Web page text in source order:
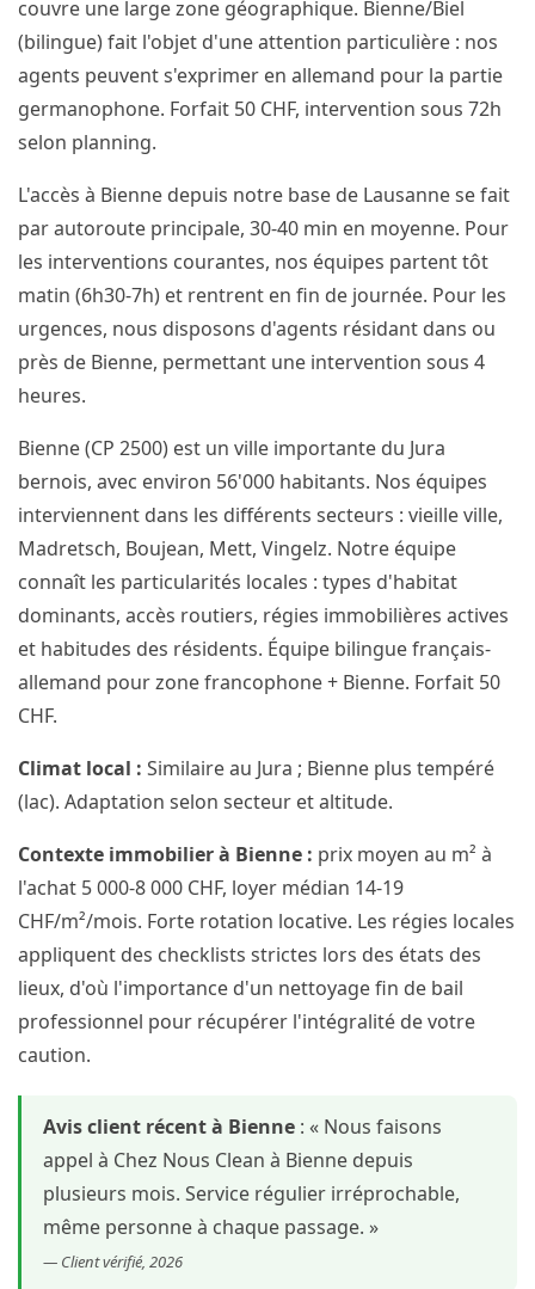
couvre une large zone géographique. Bienne/Biel
(bilingue) fait l'objet d'une attention particulière : nos
agents peuvent s'exprimer en allemand pour la partie
germanophone. Forfait 50 CHF, intervention sous 72h
selon planning.
L'accès à Bienne depuis notre base de Lausanne se fait
par autoroute principale, 30-40 min en moyenne. Pour
les interventions courantes, nos équipes partent tôt
matin (6h30-7h) et rentrent en fin de journée. Pour les
urgences, nous disposons d'agents résidant dans ou
près de Bienne, permettant une intervention sous 4
heures.
Bienne (CP 2500) est un ville importante du Jura
bernois, avec environ 56'000 habitants. Nos équipes
interviennent dans les différents secteurs : vieille ville,
Madretsch, Boujean, Mett, Vingelz. Notre équipe
connaît les particularités locales : types d'habitat
dominants, accès routiers, régies immobilières actives
et habitudes des résidents. Équipe bilingue français-
allemand pour zone francophone + Bienne. Forfait 50
CHF.
Climat local : Similaire au Jura ; Bienne plus tempéré
(lac). Adaptation selon secteur et altitude.
Contexte immobilier à Bienne : prix moyen au m² à
l'achat 5 000-8 000 CHF, loyer médian 14-19
CHF/m²/mois. Forte rotation locative. Les régies locales
appliquent des checklists strictes lors des états des
lieux, d'où l'importance d'un nettoyage fin de bail
professionnel pour récupérer l'intégralité de votre
caution.
Avis client récent à Bienne : « Nous faisons
appel à Chez Nous Clean à Bienne depuis
plusieurs mois. Service régulier irréprochable,
même personne à chaque passage. »
— Client vérifié, 2026